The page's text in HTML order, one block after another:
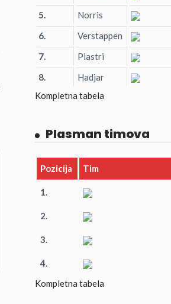
5.
Norris
6.
Verstappen
7.
Piastri
8.
Hadjar
Kompletna tabela
Plasman timova
Pozicija Tim
1.
2.
3.
4.
Kompletna tabela